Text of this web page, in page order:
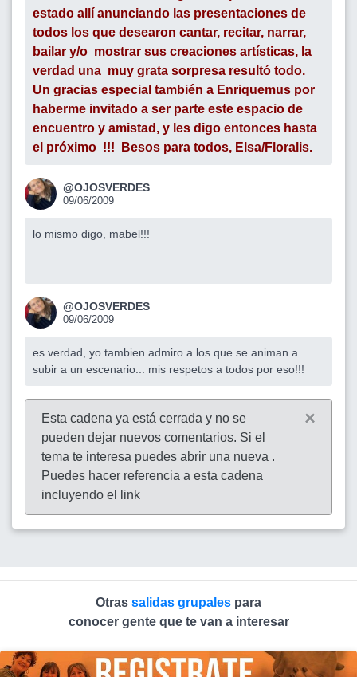
estado allí anunciando las presentaciones de
todos los que desearon cantar, recitar, narrar,
bailar y/o mostrar sus creaciones artísticas, la
verdad una muy grata sorpresa resultó todo.
Un gracias especial también a Enriquemus por
haberme invitado a ser parte este espacio de
encuentro y amistad, y les digo entonces hasta
el próximo !!! Besos para todos, Elsa/Floralis.
@OJOSVERDES
09/06/2009
lo mismo digo, mabel!!!
@OJOSVERDES
09/06/2009
es verdad, yo tambien admiro a los que se animan a
subir a un escenario... mis respetos a todos por eso!!!
Esta cadena ya está cerrada y no se
pueden dejar nuevos comentarios. Si el
tema te interesa puedes abrir una nueva .
Puedes hacer referencia a esta cadena
incluyendo el link
×
Otras salidas grupales para
conocer gente que te van a interesar